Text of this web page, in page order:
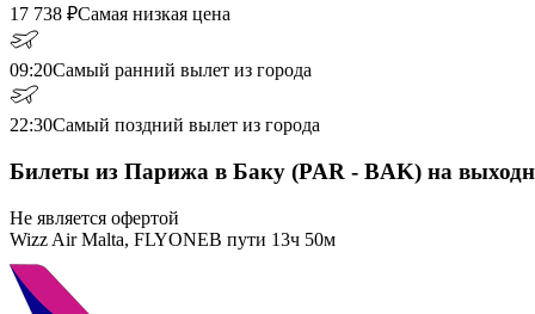
17 738 ₽Самая низкая цена
09:20Самый ранний вылет из города
22:30Самый поздний вылет из города
Билеты из Парижа в Баку (PAR - BAK) на
Не является офертой
Wizz Air Malta, FLYONEВ пути 13ч 50м